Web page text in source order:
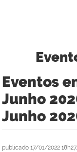
Eventos
Junho
Junho
publicado 17/01/2022 18h27,